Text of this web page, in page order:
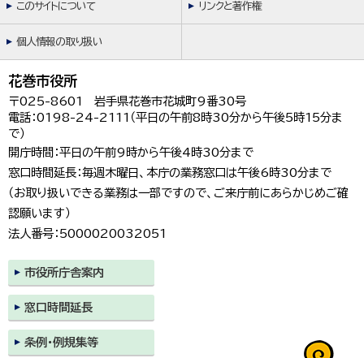
このサイトについて リンクと著作権
個人情報の取り扱い
花巻市役所
〒025-8601 岩手県花巻市花城町9番30号
電話：0198-24-2111（平日の午前8時30分から午後5時15分ま
で）
開庁時間：平日の午前9時から午後4時30分まで
窓口時間延長：毎週木曜日、本庁の業務窓口は午後6時30分まで
（お取り扱いできる業務は一部ですので、ご来庁前にあらかじめご確
認願います）
法人番号：5000020032051
市役所庁舎案内
窓口時間延長
条例・例規集等